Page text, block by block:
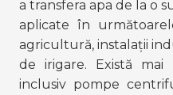
a transfera apa de la o
aplicate în
agricultură, instalații
de irigare. Există
inclusiv pompe